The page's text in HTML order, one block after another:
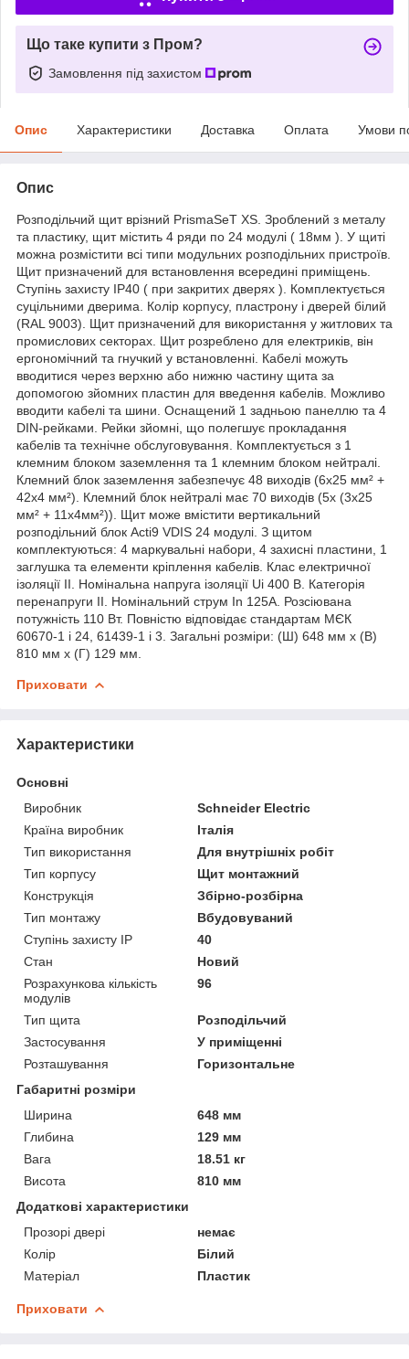
Що таке купити з Пром?
Замовлення під захистом
Опис Характеристики Доставка Оплата Умови
Опис
Розподільчий щит врізний PrismaSeT XS. Зроблений з металу
та пластику, щит містить 4 ряди по 24 модулі ( 18мм ). У щиті
можна розмістити всі типи модульних розподільних пристроїв.
Щит призначений для встановлення всередині приміщень.
Ступінь захисту IP40 ( при закритих дверях ). Комплектується
суцільними дверима. Колір корпусу, пластрону і дверей білий
(RAL 9003). Щит призначений для використання у житлових та
промислових секторах. Щит розреблено для електриків, він
ергономічний та гнучкий у встановленні. Кабелі можуть
вводитися через верхню або нижню частину щита за
допомогою зйомних пластин для введення кабелів. Можливо
вводити кабелі та шини. Оснащений 1 задньою панеллю та 4
DIN-рейками. Рейки зйомні, що полегшує прокладання
кабелів та технічне обслуговування. Комплектується з 1
клемним блоком заземлення та 1 клемним блоком нейтралі.
Клемний блок заземлення забезпечує 48 виходів (6x25 мм² +
42x4 мм²). Клемний блок нейтралі має 70 виходів (5x (3x25
мм² + 11x4мм²)). Щит може вмістити вертикальний
розподільний блок Acti9 VDIS 24 модулі. З щитом
комплектуються: 4 маркувальні набори, 4 захисні пластини, 1
заглушка та елементи кріплення кабелів. Клас електричної
ізоляції II. Номінальна напруга ізоляції Ui 400 В. Категорія
перенапруги II. Номінальний струм In 125А. Розсіювана
потужність 110 Вт. Повністю відповідає стандартам МЄК
60670-1 і 24, 61439-1 і 3. Загальні розміри: (Ш) 648 мм x (В)
810 мм x (Г) 129 мм.
Приховати
Характеристики
Основні
Виробник
Schneider Electric
Країна виробник
Італія
Тип використання
Для внутрішніх робіт
Тип корпусу
Щит монтажний
Конструкція
Збірно-розбірна
Тип монтажу
Вбудовуваний
Ступінь захисту IP
40
Стан
Новий
Розрахункова кількість
модулів
96
Тип щита
Розподільчий
Застосування
У приміщенні
Розташування
Горизонтальне
Габаритні розміри
Ширина
648 мм
Глибина
129 мм
Вага
18.51 кг
Висота
810 мм
Додаткові характеристики
Прозорі двері
немає
Колір
Білий
Матеріал
Пластик
Приховати